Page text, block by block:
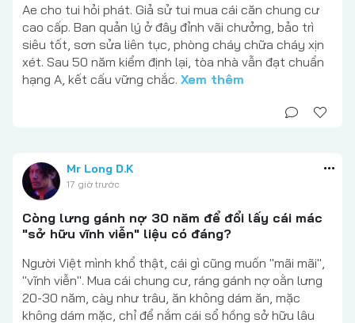
Ae cho tui hỏi phát. Giả sử tui mua cái căn chung cư
cao cấp. Ban quản lý ở đây đỉnh vãi chưởng, bảo trì
siêu tốt, sơn sửa liên tục, phòng cháy chữa cháy xịn
xét. Sau 50 năm kiểm định lại, tòa nhà vẫn đạt chuẩn
hạng A, kết cấu vững chắc. Xem thêm
Mr Long D.K
17 giờ trước
Còng lưng gánh nợ 30 năm để đổi lấy cái mác
"sở hữu vĩnh viễn" liệu có đáng?
Người Việt mình khổ thật, cái gì cũng muốn "mãi mãi",
"vĩnh viễn". Mua cái chung cư, ráng gánh nợ oằn lưng
20-30 năm, cày như trâu, ăn không dám ăn, mặc
không dám mặc, chỉ để nắm cái sổ hồng sở hữu lâu